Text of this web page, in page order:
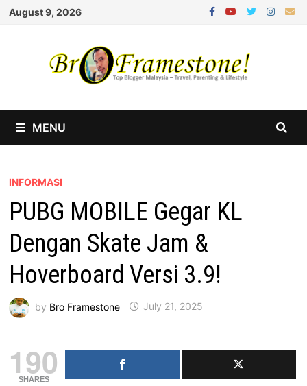
Skip
August 9, 2026
MENU
INFORMASI
PUBG MOBILE Gegar KL
Dengan Skate Jam &
Hoverboard Versi 3.9!
by Bro Framestone July 21, 2025
190
SHARES